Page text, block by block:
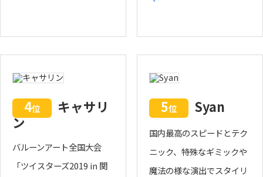
4位
キャサリ
ン
バルーンアート全国大会
「ツイスターズ2019 in 関
5位 Syan
国内最高のスピードとテク
ニック、特殊なギミックや
魔法の様な演出でスタイリ